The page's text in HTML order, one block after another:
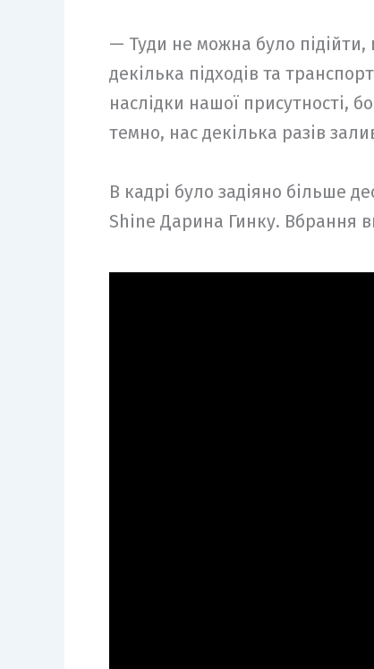
— Туди не можна було підійти,
декілька підходів та
наслідки нашої присутності,
темно, нас декілька разів
В кадрі було задіяно більше
Shine Дарина Гинку. Вбрання